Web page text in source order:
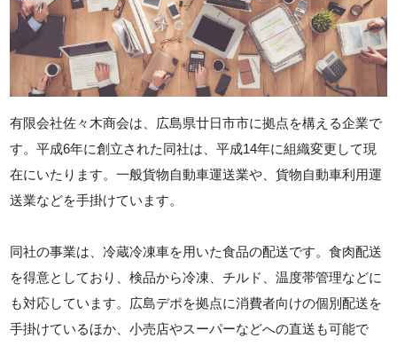
有限会社佐々木商会は、広島県廿日市市に拠点を構える企業で
す。平成6年に創立された同社は、平成14年に組織変更して現
在にいたります。一般貨物自動車運送業や、貨物自動車利用運
送業などを手掛けています。
同社の事業は、冷蔵冷凍車を用いた食品の配送です。食肉配送
を得意としており、検品から冷凍、チルド、温度帯管理などに
も対応しています。広島デポを拠点に消費者向けの個別配送を
手掛けているほか、小売店やスーパーなどへの直送も可能で